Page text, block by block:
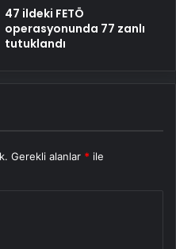
47 ildeki FETÖ
operasyonunda 77 zanlı
tutuklandı
Gerekli alanlar * ile